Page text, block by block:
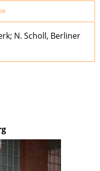
N. Scholl, Berliner